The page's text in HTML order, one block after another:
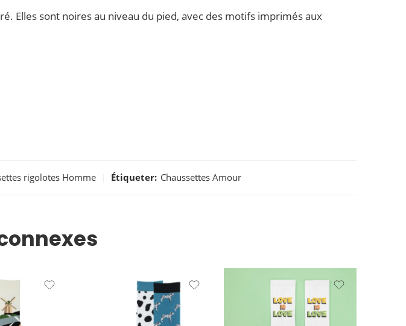
Elles sont noires au niveau du pied, avec des motifs imprimés aux
rigolotes Homme Étiqueter: Chaussettes Amour